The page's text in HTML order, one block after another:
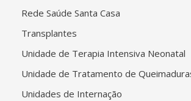
Rede Saúde Santa Casa
Transplantes
Unidade de Terapia Intensiva Neonatal
Unidade de Tratamento de
Unidades de Internação